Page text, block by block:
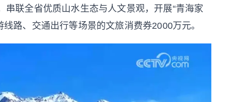
联全省优质山水生态与人文景观，开展“青海家
路、交通出行等场景的文旅消费券2000万元。